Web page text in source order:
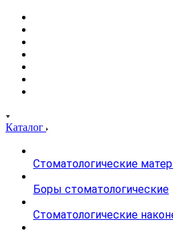
Каталог
Стоматологические
Боры стоматологические
Стоматологические